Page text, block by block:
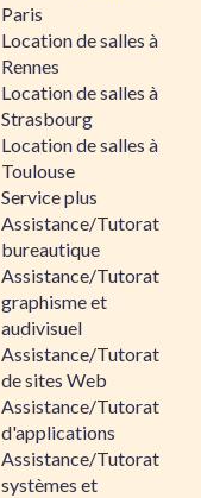
Paris
Location de salles à
Rennes
Location de salles à
Strasbourg
Location de salles à
Toulouse
Service plus
Assistance/Tutorat
bureautique
Assistance/Tutorat
graphisme et
audivisuel
Assistance/Tutorat
de sites Web
Assistance/Tutorat
d'applications
Assistance/Tutorat
systèmes et